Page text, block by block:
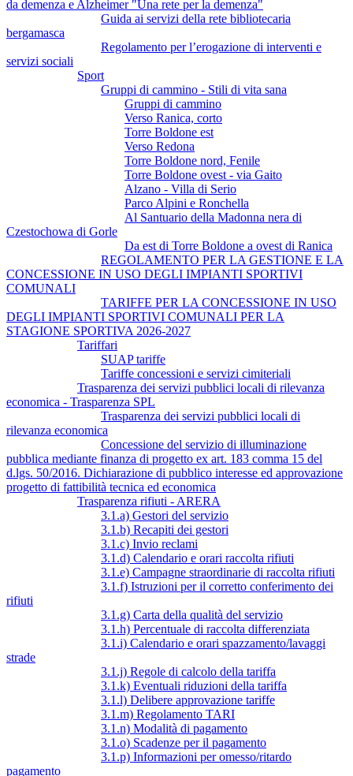
da demenza e Alzheimer "Una rete per la demenza"
Guida ai servizi della rete bibliotecaria
bergamasca
Regolamento per l’erogazione di interventi e
servizi sociali
Sport
Gruppi di cammino - Stili di vita sana
Gruppi di cammino
Verso Ranica, corto
Torre Boldone est
Verso Redona
Torre Boldone nord, Fenile
Torre Boldone ovest - via Gaito
Alzano - Villa di Serio
Parco Alpini e Ronchella
Al Santuario della Madonna nera di
Czestochowa di Gorle
Da est di Torre Boldone a ovest di Ranica
REGOLAMENTO PER LA GESTIONE E LA
CONCESSIONE IN USO DEGLI IMPIANTI SPORTIVI
COMUNALI
TARIFFE PER LA CONCESSIONE IN USO
DEGLI IMPIANTI SPORTIVI COMUNALI PER LA
STAGIONE SPORTIVA 2026-2027
Tariffari
SUAP tariffe
Tariffe concessioni e servizi cimiteriali
Trasparenza dei servizi pubblici locali di rilevanza
economica - Trasparenza SPL
Trasparenza dei servizi pubblici locali di
rilevanza economica
Concessione del servizio di illuminazione
pubblica mediante finanza di progetto ex art. 183 comma 15 del
d.lgs. 50/2016. Dichiarazione di pubblico interesse ed approvazione
progetto di fattibilità tecnica ed economica
Trasparenza rifiuti - ARERA
3.1.a) Gestori del servizio
3.1.b) Recapiti dei gestori
3.1.c) Invio reclami
3.1.d) Calendario e orari raccolta rifiuti
3.1.e) Campagne straordinarie di raccolta rifiuti
3.1.f) Istruzioni per il corretto conferimento dei
rifiuti
3.1.g) Carta della qualità del servizio
3.1.h) Percentuale di raccolta differenziata
3.1.i) Calendario e orari spazzamento/lavaggi
strade
3.1.j) Regole di calcolo della tariffa
3.1.k) Eventuali riduzioni della tariffa
3.1.l) Delibere approvazione tariffe
3.1.m) Regolamento TARI
3.1.n) Modalità di pagamento
3.1.o) Scadenze per il pagamento
3.1.p) Informazioni per omesso/ritardo
pagamento